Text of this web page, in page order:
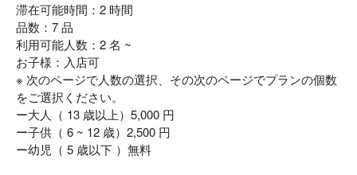
滞在可能時間：2 時間
品数：7 品
利用可能人数：2 名 ~
お子様：入店可
※ 次のページで人数の選択、その次のページでプランの個数
をご選択ください。
ー大人（ 13 歳以上）5,000 円
ー子供（ 6 ~ 12 歳）2,500 円
ー幼児（ 5 歳以下 ）無料